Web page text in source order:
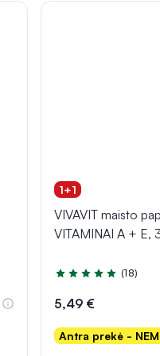
1+1
VIVAVIT maisto
VITAMINAI A + E,
Įvertinimas 4.9 iš 5
(18)
5,49 €
Antra prekė -